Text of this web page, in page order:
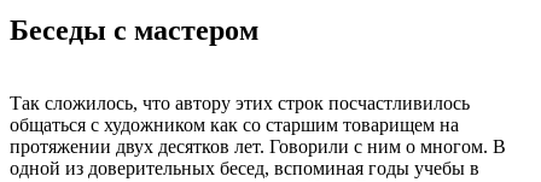
Беседы с мастером
Так сложилось, что автору этих строк посчастливилось
общаться с художником как со старшим товарищем на
протяжении двух десятков лет. Говорили с ним о многом. В
одной из доверительных бесед, вспоминая годы учебы в